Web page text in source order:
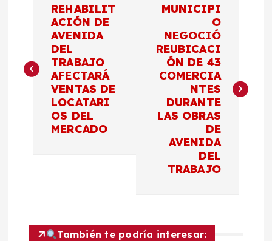
v
e
REHABILIT
ACIÓN DE
AVENIDA
DEL
TRABAJO
AFECTARÁ
VENTAS DE
LOCATARI
OS DEL
MERCADO
MUNICIPI
O
NEGOCIÓ
REUBICACI
ÓN DE 43
COMERCIA
NTES
DURANTE
LAS OBRAS
DE
AVENIDA
DEL
TRABAJO
También te podría interesar: